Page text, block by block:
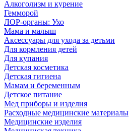
Алкоголизм и курение
Гемморой
ЛОР-органы: Ухо
Мама и малыш
Аксессуары для ухода за детьми
Для кормления детей
Для купания
Детская косметика
Детская гигиена
Мамам и беременным
Детское питание
Мед приборы и изделия
Расходные медицинские материалы
Медицинские изделия